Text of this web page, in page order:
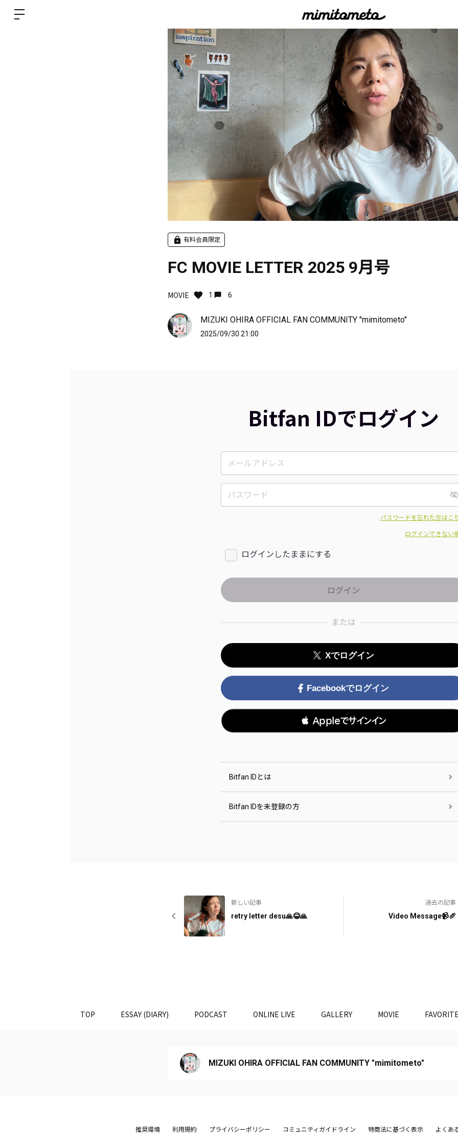
有料会員限定
FC MOVIE LETTER 2025 9月号
MOVIE 1 6
MIZUKI OHIRA OFFICIAL FAN COMMUNITY "mimitometo"
2025/09/30 21:00
Bitfan IDでログイン
パスワードを忘れた方はこ
ログインできない
ログインしたままにする
または
Xでログイン
Facebookでログイン
 Appleでサインイン
Bitfan IDとは
Bitfan IDを未登録の方
新しい記事
retry letter desu🙏😂🙏
過去の記事
Video Message📹🥖
TOP ESSAY (DIARY) PODCAST ONLINE LIVE GALLERY MOVIE
MIZUKI OHIRA OFFICIAL FAN COMMUNITY "mimitometo"
推奨環境 利用規約 プライバシーポリシー コミュニティガイドライン 特商法に基づく表示 よくあ